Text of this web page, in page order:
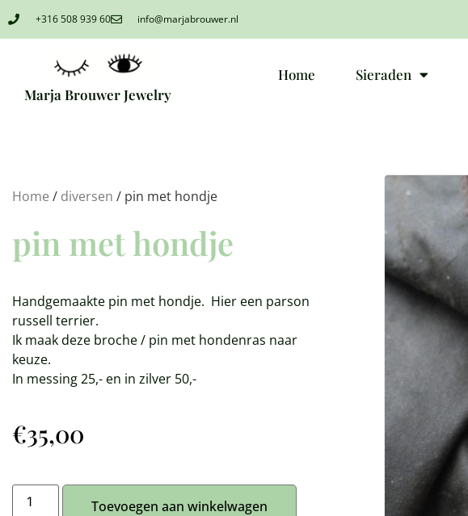
+316 508 939 60 info@marjabrouwer.nl
Marja Brouwer Jewelry
Home Sieraden
Home / diversen / pin met hondje
pin met hondje
Handgemaakte pin met hondje. Hier een parson
russell terrier.
Ik maak deze broche / pin met hondenras naar
keuze.
In messing 25,- en in zilver 50,-
€35,00
Toevoegen aan winkelwagen